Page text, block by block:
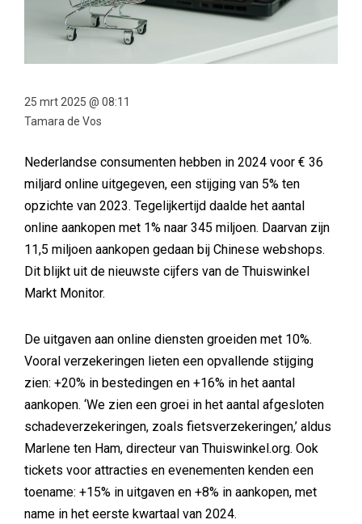
25 mrt 2025 @ 08:11
Tamara de Vos
Nederlandse consumenten hebben in 2024 voor € 36
miljard online uitgegeven, een stijging van 5% ten
opzichte van 2023. Tegelijkertijd daalde het aantal
online aankopen met 1% naar 345 miljoen. Daarvan zijn
11,5 miljoen aankopen gedaan bij Chinese webshops.
Dit blijkt uit de nieuwste cijfers van de Thuiswinkel
Markt Monitor.
De uitgaven aan online diensten groeiden met 10%.
Vooral verzekeringen lieten een opvallende stijging
zien: +20% in bestedingen en +16% in het aantal
aankopen. ‘We zien een groei in het aantal afgesloten
schadeverzekeringen, zoals fietsverzekeringen,’ aldus
Marlene ten Ham, directeur van Thuiswinkel.org. Ook
tickets voor attracties en evenementen kenden een
toename: +15% in uitgaven en +8% in aankopen, met
name in het eerste kwartaal van 2024.